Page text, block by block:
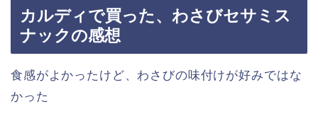
カルディで買った、わさびセサミス
ナックの感想
食感がよかったけど、わさびの味付けが好みではな
かった